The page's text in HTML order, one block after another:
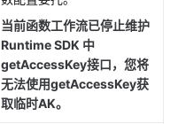
当前函数工作流已停止维护
Runtime SDK 中
getAccessKey接口，您将
无法使用getAccessKey获
取临时AK。